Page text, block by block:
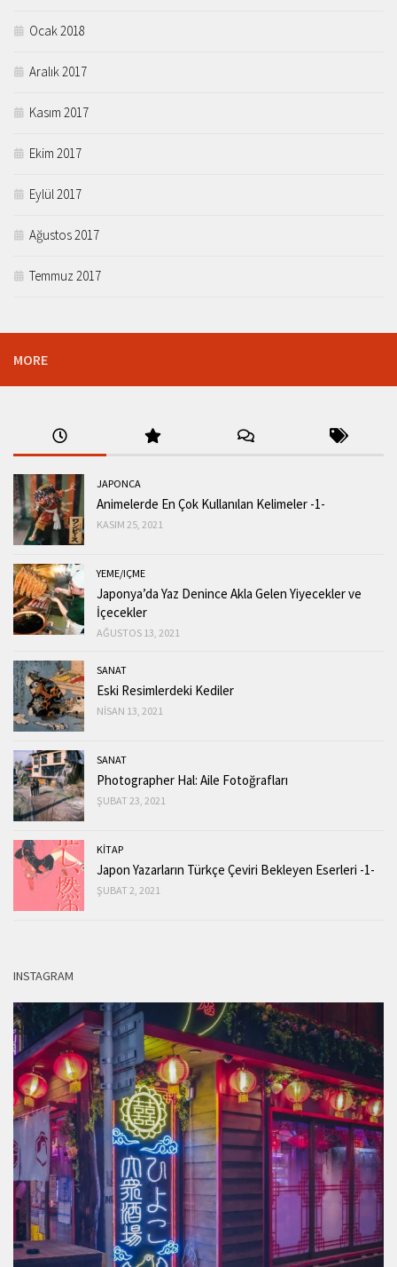
Ocak 2018
Aralık 2017
Kasım 2017
Ekim 2017
Eylül 2017
Ağustos 2017
Temmuz 2017
MORE
JAPONCA
Animelerde En Çok Kullanılan Kelimeler -1-
KASIM 25, 2021
YEME/IÇME
Japonya’da Yaz Denince Akla Gelen Yiyecekler ve
İçecekler
AĞUSTOS 13, 2021
SANAT
Eski Resimlerdeki Kediler
NISAN 13, 2021
SANAT
Photographer Hal: Aile Fotoğrafları
ŞUBAT 23, 2021
KİTAP
Japon Yazarların Türkçe Çeviri Bekleyen Eserleri -1-
ŞUBAT 2, 2021
INSTAGRAM